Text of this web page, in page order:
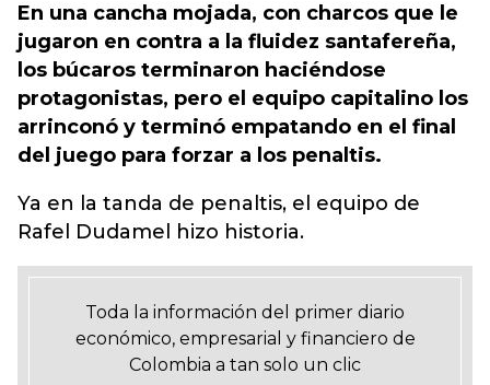
En una cancha mojada, con charcos que le
jugaron en contra a la fluidez santafereña,
los búcaros terminaron haciéndose
protagonistas, pero el equipo capitalino los
arrinconó y terminó empatando en el final
del juego para forzar a los penaltis.
Ya en la tanda de penaltis, el equipo de
Rafel Dudamel hizo historia.
Toda la información del primer diario
económico, empresarial y financiero de
Colombia a tan solo un clic